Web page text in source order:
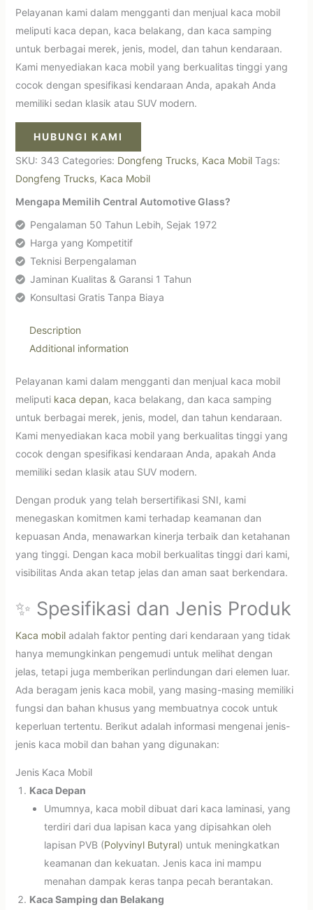
Pelayanan kami dalam mengganti dan menjual kaca mobil
meliputi kaca depan, kaca belakang, dan kaca samping
untuk berbagai merek, jenis, model, dan tahun kendaraan.
Kami menyediakan kaca mobil yang berkualitas tinggi yang
cocok dengan spesifikasi kendaraan Anda, apakah Anda
memiliki sedan klasik atau SUV modern.
HUBUNGI KAMI
SKU: 343 Categories: Dongfeng Trucks, Kaca Mobil Tags:
Dongfeng Trucks, Kaca Mobil
Mengapa Memilih Central Automotive Glass?
Pengalaman 50 Tahun Lebih, Sejak 1972
Harga yang Kompetitif
Teknisi Berpengalaman
Jaminan Kualitas & Garansi 1 Tahun
Konsultasi Gratis Tanpa Biaya
Description
Additional information
Pelayanan kami dalam mengganti dan menjual kaca mobil
meliputi kaca depan, kaca belakang, dan kaca samping
untuk berbagai merek, jenis, model, dan tahun kendaraan.
Kami menyediakan kaca mobil yang berkualitas tinggi yang
cocok dengan spesifikasi kendaraan Anda, apakah Anda
memiliki sedan klasik atau SUV modern.
Dengan produk yang telah bersertifikasi SNI, kami
menegaskan komitmen kami terhadap keamanan dan
kepuasan Anda, menawarkan kinerja terbaik dan ketahanan
yang tinggi. Dengan kaca mobil berkualitas tinggi dari kami,
visibilitas Anda akan tetap jelas dan aman saat berkendara.
✨ Spesifikasi dan Jenis Produk
Kaca mobiladalah faktor penting dari kendaraan yang tidak
hanya memungkinkan pengemudi untuk melihat dengan
jelas, tetapi juga memberikan perlindungan dari elemen luar.
Ada beragam jenis kaca mobil, yang masing-masing memiliki
fungsi dan bahan khusus yang membuatnya cocok untuk
keperluan tertentu. Berikut adalah informasi mengenai jenis-
jenis kaca mobil dan bahan yang digunakan:
Jenis Kaca Mobil
Kaca Depan
Umumnya, kaca mobil dibuat dari kaca laminasi, yang
terdiri dari dua lapisan kaca yang dipisahkan oleh
lapisan PVB (Polyvinyl Butyral) untuk meningkatkan
keamanan dan kekuatan. Jenis kaca ini mampu
menahan dampak keras tanpa pecah berantakan.
Kaca Samping dan Belakang